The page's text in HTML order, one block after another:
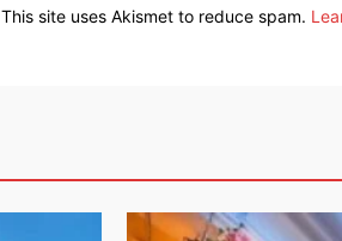
This site uses Akismet to reduce spam.